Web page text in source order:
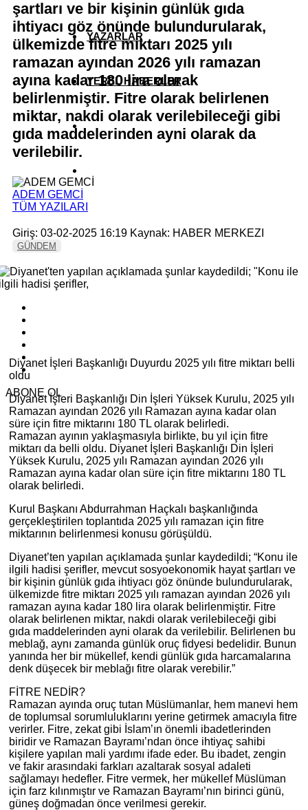
YAZARLAR
YEREL HABERLER
şartları ve bir kişinin günlük gıda
ihtiyacı göz önünde bulundurularak,
ülkemizde fitre miktarı 2025 yılı
ramazan ayından 2026 yılı ramazan
ayına kadar 180 lira olarak
belirlenmiştir. Fitre olarak belirlenen
miktar, nakdi olarak verilebileceği gibi
gıda maddelerinden ayni olarak da
verilebilir.
ADEM GEMCİ
TÜM YAZILARI
Giriş: 03-02-2025 16:19 Kaynak: HABER MERKEZI
GÜNDEM
ABONE OL
Diyanet İşleri Başkanlığı Duyurdu 2025 yılı fitre miktarı belli
oldu
Diyanet İşleri Başkanlığı Din İşleri Yüksek Kurulu, 2025 yılı
Ramazan ayından 2026 yılı Ramazan ayına kadar olan
süre için fitre miktarını 180 TL olarak belirledi.
Ramazan ayının yaklaşmasıyla birlikte, bu yıl için fitre
miktarı da belli oldu. Diyanet İşleri Başkanlığı Din İşleri
Yüksek Kurulu, 2025 yılı Ramazan ayından 2026 yılı
Ramazan ayına kadar olan süre için fitre miktarını 180 TL
olarak belirledi.
Kurul Başkanı Abdurrahman Haçkalı başkanlığında
gerçekleştirilen toplantıda 2025 yılı ramazan için fitre
miktarının belirlenmesi konusu görüşüldü.
Diyanet’ten yapılan açıklamada şunlar kaydedildi; “Konu ile
ilgili hadisi şerifler, mevcut sosyoekonomik hayat şartları ve
bir kişinin günlük gıda ihtiyacı göz önünde bulundurularak,
ülkemizde fitre miktarı 2025 yılı ramazan ayından 2026 yılı
ramazan ayına kadar 180 lira olarak belirlenmiştir. Fitre
olarak belirlenen miktar, nakdi olarak verilebileceği gibi
gıda maddelerinden ayni olarak da verilebilir. Belirlenen bu
meblağ, aynı zamanda günlük oruç fidyesi bedelidir. Bunun
yanında her bir mükellef, kendi günlük gıda harcamalarına
denk düşecek bir meblağı fitre olarak verebilir.”
FİTRE NEDİR?
Ramazan ayında oruç tutan Müslümanlar, hem manevi hem
de toplumsal sorumluluklarını yerine getirmek amacıyla fitre
verirler. Fitre, zekat gibi İslam’ın önemli ibadetlerinden
biridir ve Ramazan Bayramı’ndan önce ihtiyaç sahibi
kişilere yapılan mali yardımı ifade eder. Bu ibadet, zengin
ve fakir arasındaki farkları azaltarak sosyal adaleti
sağlamayı hedefler. Fitre vermek, her mükellef Müslüman
için farz kılınmıştır ve Ramazan Bayramı’nın birinci günü,
güneş doğmadan önce verilmesi gerekir.